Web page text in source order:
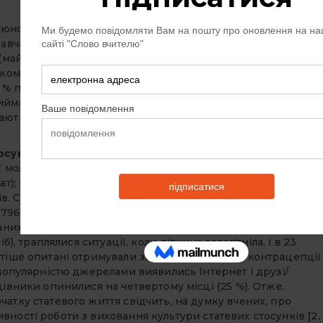
та вживання алкоголю стали звичними в
тобто тією чи іншою мірою ці шкідливі звички
90 %) найближчих друзів опитаних. 47,7 %
уживають алкоголь усі, аналогічну оцінку рівня
22 % опитаних уважають, що їхні друзі курять
без призначення лікаря транквілізатори,
екстазі [1, с. 82].
віком 15–17 років мають досвід статевого життя (55
від 7 до 15 % підлітків (залежно від місця навчання)
Серед опитаних дівчат віком 15–17 років, які вже мали
осіб), 47 осіб були вагітними, і в 17 випадках це
хлопців віком 15–17 років, які вже мали досвід
траплялися ситуації, коли дівчина завагітніла, і в 23
опитані отримували знання про методи контрацепції
джерелами виявились Інтернет і друзі/
опинилися на четвертому місці (25 %). Отже,
статевого життя свідчить, на думку вчених, про
роботи з виховання культури статевих стосунків [2,